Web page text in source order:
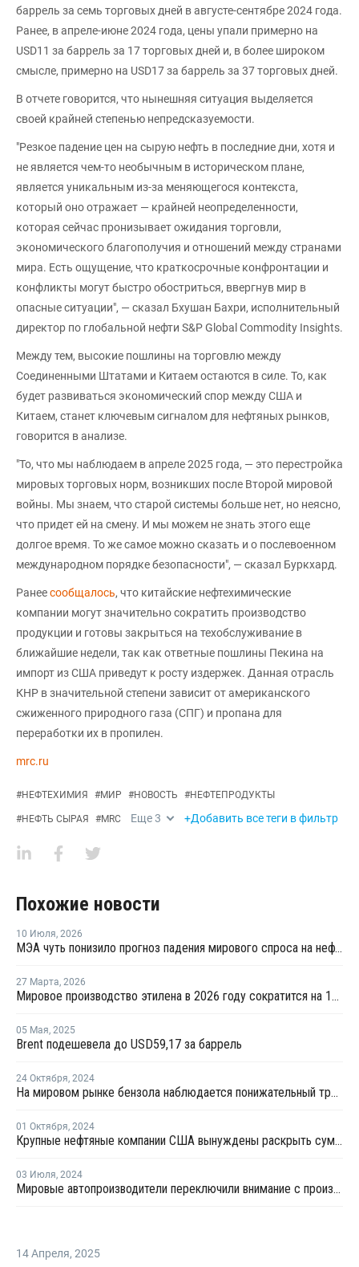
баррель за семь торговых дней в августе-сентябре 2024 года.
Ранее, в апреле-июне 2024 года, цены упали примерно на
USD11 за баррель за 17 торговых дней и, в более широком
смысле, примерно на USD17 за баррель за 37 торговых дней.
В отчете говорится, что нынешняя ситуация выделяется
своей крайней степенью непредсказуемости.
"Резкое падение цен на сырую нефть в последние дни, хотя и
не является чем-то необычным в историческом плане,
является уникальным из-за меняющегося контекста,
который оно отражает — крайней неопределенности,
которая сейчас пронизывает ожидания торговли,
экономического благополучия и отношений между странами
мира. Есть ощущение, что краткосрочные конфронтации и
конфликты могут быстро обостриться, ввергнув мир в
опасные ситуации", — сказал Бхушан Бахри, исполнительный
директор по глобальной нефти S&P Global Commodity Insights.
Между тем, высокие пошлины на торговлю между
Соединенными Штатами и Китаем остаются в силе. То, как
будет развиваться экономический спор между США и
Китаем, станет ключевым сигналом для нефтяных рынков,
говорится в анализе.
"То, что мы наблюдаем в апреле 2025 года, — это перестройка
мировых торговых норм, возникших после Второй мировой
войны. Мы знаем, что старой системы больше нет, но неясно,
что придет ей на смену. И мы можем не знать этого еще
долгое время. То же самое можно сказать и о послевоенном
международном порядке безопасности", — сказал Буркхард.
Ранеесообщалось, что китайские нефтехимические
компании могут значительно сократить производство
продукции и готовы закрыться на техобслуживание в
ближайшие недели, так как ответные пошлины Пекина на
импорт из США приведут к росту издержек. Данная отрасль
КНР в значительной степени зависит от американского
сжиженного природного газа (СПГ) и пропана для
переработки их в пропилен.
mrc.ru
#НЕФТЕХИМИЯ #МИР #НОВОСТЬ #НЕФТЕПРОДУКТЫ
#НЕФТЬ СЫРАЯ #MRC Еще3 +Добавить все теги в фильтр
Похожие новости
10 Июля, 2026
МЭА чуть понизило прогноз падения мирового спроса на нефть в 2026 году
27 Марта, 2026
Мировое производство этилена в 2026 году сократится на 12% на фоне конфликта на Ближнем Востоке
05 Мая, 2025
Brent подешевела до USD59,17 за баррель
24 Октября, 2024
На мировом рынке бензола наблюдается понижательный тренд
01 Октября, 2024
Крупные нефтяные компании США вынуждены раскрыть сумму платежей иностранным правительствам
03 Июля, 2024
Мировые автопроизводители переключили внимание с производства полностью электромобилей на гибридные модели
14 Апреля, 2025